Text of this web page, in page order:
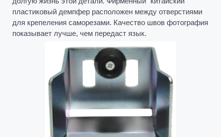
пластиковый демпфер расположен между отверстиями
для крепеления саморезами. Качество швов фотография
показывает лучше, чем передаст язык.